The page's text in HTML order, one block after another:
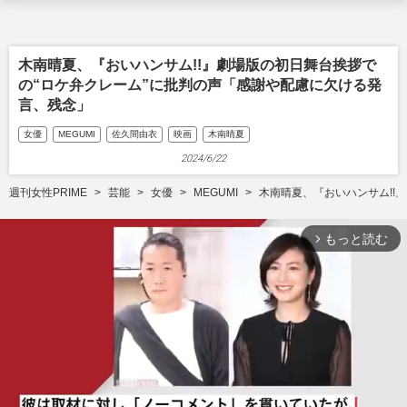
木南晴夏、『おいハンサム!!』劇場版の初日舞台挨拶で
の“ロケ弁クレーム”に批判の声「感謝や配慮に欠ける発
言、残念」
女優 MEGUMI 佐久間由衣 映画 木南晴夏
2024/6/22
週刊女性PRIME 芸能 女優 MEGUMI 木南晴夏、『おいハンサム!!
arrow_forward_ios もっと読む